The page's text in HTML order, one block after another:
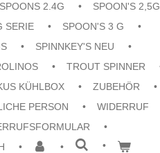
SPOONS 2.4G
SPOON'S 2,5G
SERIE
SPOON'S 3 G
SPINNKEY'S NEU
TROUT SPINNER
KÜHLBOX
ZUBEHÖR
PERSON
WIDERRUF